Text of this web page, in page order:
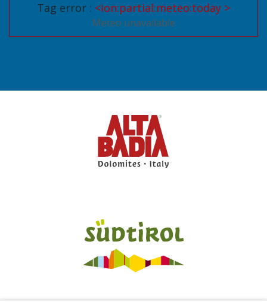
Tag error : <ion:partial:meteo:today >
Meteo unavailable